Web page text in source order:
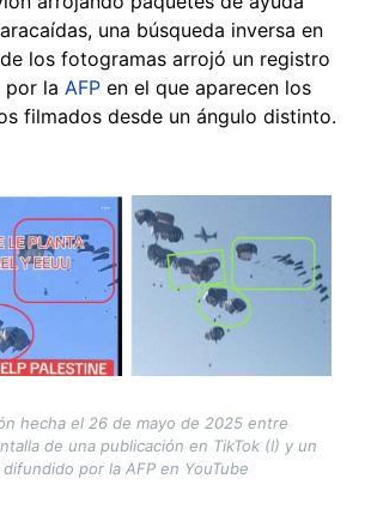
una búsqueda inversa en
los fotogramas arrojó un registro
por la AFP en el que aparecen los
filmados desde un ángulo distinto.
hecha el 26 de mayo de 2025 entre
de una publicación en TikTok (I) y un
por la AFP en YouTube